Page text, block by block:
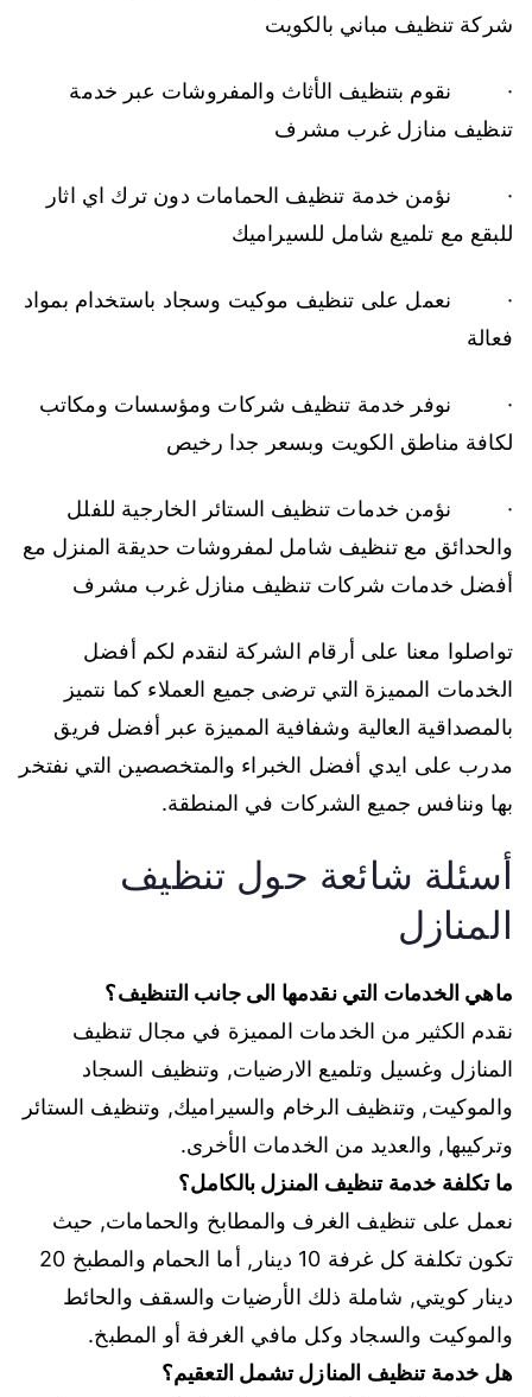
شركة تنظيف مباني بالكويت
· نقوم بتنظيف الأثاث والمفروشات عبر خدمة
تنظيف منازل غرب مشرف
· نؤمن خدمة تنظيف الحمامات دون ترك اي اثار
للبقع مع تلميع شامل للسيراميك
· نعمل على تنظيف موكيت وسجاد باستخدام بمواد
فعالة
· نوفر خدمة تنظيف شركات ومؤسسات ومكاتب
لكافة مناطق الكويت وبسعر جدا رخيص
· نؤمن خدمات تنظيف الستائر الخارجية للفلل
والحدائق مع تنظيف شامل لمفروشات حديقة المنزل مع
أفضل خدمات شركات تنظيف منازل غرب مشرف
تواصلوا معنا على أرقام الشركة لنقدم لكم أفضل
الخدمات المميزة التي ترضى جميع العملاء كما نتميز
بالمصداقية العالية وشفافية المميزة عبر أفضل فريق
مدرب على ايدي أفضل الخبراء والمتخصصين التي نفتخر
بها وننافس جميع الشركات في المنطقة.
أسئلة شائعة حول تنظيف
المنازل
ماهي الخدمات التي نقدمها الى جانب التنظيف؟
نقدم الكثير من الخدمات المميزة في مجال تنظيف
المنازل وغسيل وتلميع الارضيات, وتنظيف السجاد
والموكيت, وتنظيف الرخام والسيراميك, وتنظيف الستائر
وتركيبها, والعديد من الخدمات الأخرى.
ما تكلفة خدمة تنظيف المنزل بالكامل؟
نعمل على تنظيف الغرف والمطابخ والحمامات, حيث
تكون تكلفة كل غرفة 10 دينار, أما الحمام والمطبخ 20
دينار كويتي, شاملة ذلك الأرضيات والسقف والحائط
والموكيت والسجاد وكل مافي الغرفة أو المطبخ.
هل خدمة تنظيف المنازل تشمل التعقيم؟